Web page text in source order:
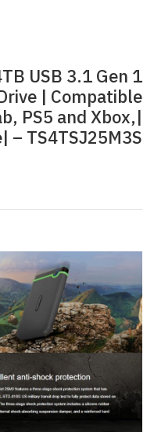
USB 3.1 Gen 1
| Compatible
PS5 and Xbox,|
– TS4TSJ25M3S